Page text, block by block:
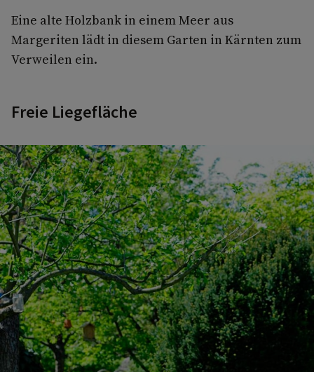
Eine alte Holzbank in einem Meer aus
Margeriten lädt in diesem Garten in Kärnten zum
Verweilen ein.
Freie Liegefläche